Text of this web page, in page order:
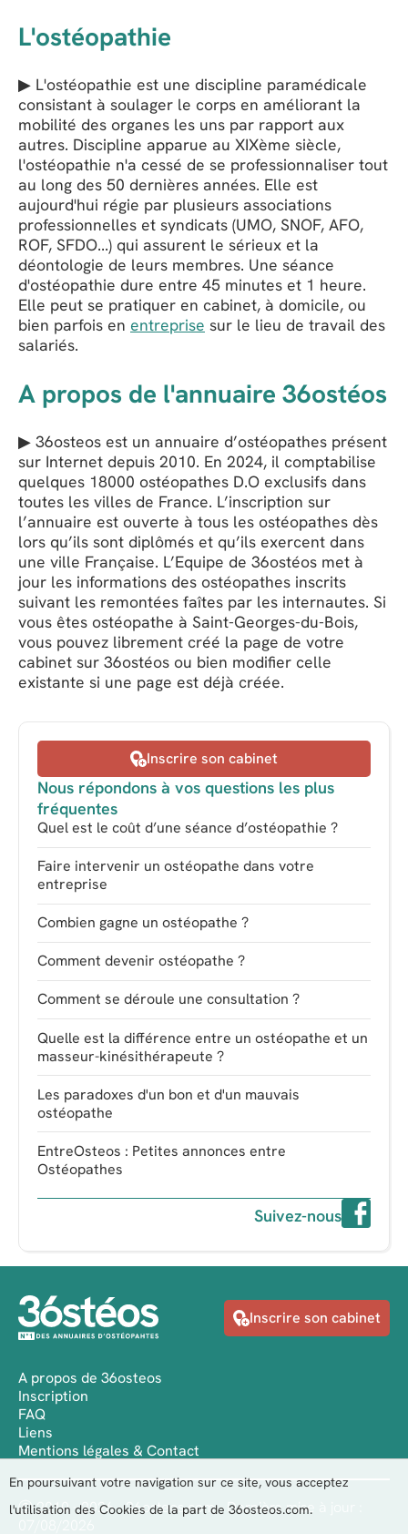
L'ostéopathie
▶ L'ostéopathie est une discipline paramédicale
consistant à soulager le corps en améliorant la
mobilité des organes les uns par rapport aux
autres. Discipline apparue au XIXème siècle,
l'ostéopathie n'a cessé de se professionnaliser tout
au long des 50 dernières années. Elle est
aujourd'hui régie par plusieurs associations
professionnelles et syndicats (UMO, SNOF, AFO,
ROF, SFDO...) qui assurent le sérieux et la
déontologie de leurs membres. Une séance
d'ostéopathie dure entre 45 minutes et 1 heure.
Elle peut se pratiquer en cabinet, à domicile, ou
bien parfois en entreprise sur le lieu de travail des
salariés.
A propos de l'annuaire 36ostéos
▶ 36osteos est un annuaire d’ostéopathes présent
sur Internet depuis 2010. En 2024, il comptabilise
quelques 18000 ostéopathes D.O exclusifs dans
toutes les villes de France. L’inscription sur
l’annuaire est ouverte à tous les ostéopathes dès
lors qu’ils sont diplômés et qu’ils exercent dans
une ville Française. L’Equipe de 36ostéos met à
jour les informations des ostéopathes inscrits
suivant les remontées faîtes par les internautes. Si
vous êtes ostéopathe à Saint-Georges-du-Bois,
vous pouvez librement créé la page de votre
cabinet sur 36ostéos ou bien modifier celle
existante si une page est déjà créée.
Inscrire son cabinet
Nous répondons à vos questions les plus
fréquentes
Quel est le coût d’une séance d’ostéopathie ?
Faire intervenir un ostéopathe dans votre
entreprise
Combien gagne un ostéopathe ?
Comment devenir ostéopathe ?
Comment se déroule une consultation ?
Quelle est la différence entre un ostéopathe et un
masseur-kinésithérapeute ?
Les paradoxes d'un bon et d'un mauvais
ostéopathe
EntreOsteos : Petites annonces entre
Ostéopathes
Suivez-nous
En poursuivant votre navigation sur ce site, vous acceptez
l'utilisation des Cookies de la part de 36osteos.com.
Inscrire son cabinet
A propos de 36osteos
Inscription
FAQ
Liens
Mentions légales & Contact
Ⓒ 2010 - 2026 - 36osteos.com - Dernière mise à jour :